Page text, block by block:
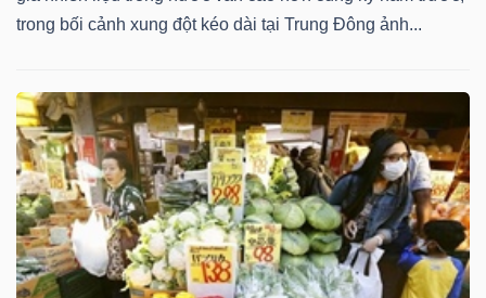
trong bối cảnh xung đột kéo dài tại Trung Đông ảnh...